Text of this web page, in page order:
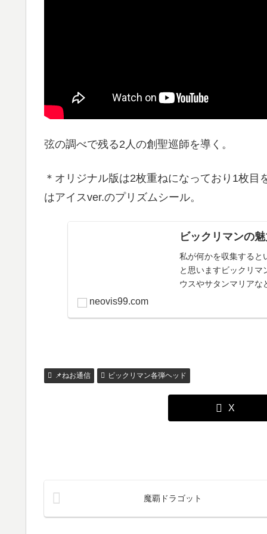
弦の調べで残る2人の創聖巡師を導く。
＊オリジナル版は2枚重ねになっており1枚
はアイスver.のプリズムシール。
ビックリマンの
私が何かを収集すると
と思いますビックリ
ウスやサタンマリアな
neovis99.com
📌ねお通信 ビックリマン各弾ヘッド
X
魔覇ドラゴット